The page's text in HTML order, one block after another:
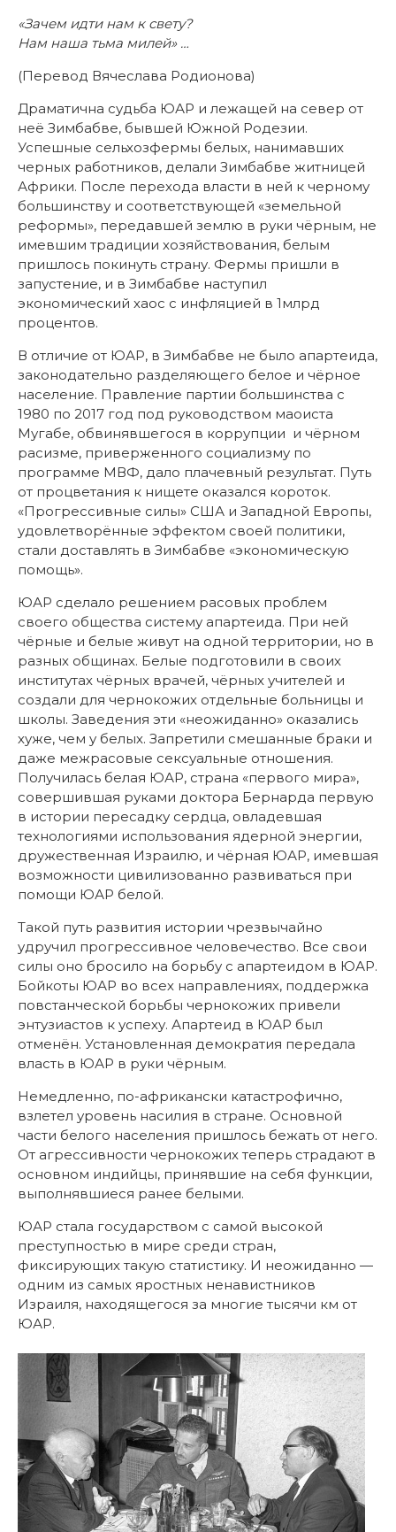
«Зачем идти нам к свету?
Нам наша тьма милей» …
(Перевод Вячеслава Родионова)
Драматична судьба ЮАР и лежащей на север от
неё Зимбабве, бывшей Южной Родезии.
Успешные сельхозфермы белых, нанимавших
черных работников, делали Зимбабве житницей
Африки. После перехода власти в ней к черному
большинству и соответствующей «земельной
реформы», передавшей землю в руки чёрным, не
имевшим традиции хозяйствования, белым
пришлось покинуть страну. Фермы пришли в
запустение, и в Зимбабве наступил
экономический хаос с инфляцией в 1млрд
процентов.
В отличие от ЮАР, в Зимбабве не было апартеида,
законодательно разделяющего белое и чёрное
население. Правление партии большинства с
1980 по 2017 год под руководством маоиста
Мугабе, обвинявшегося в коррупции и чёрном
расизме, приверженного социализму по
программе МВФ, дало плачевный результат. Путь
от процветания к нищете оказался короток.
«Прогрессивные силы» США и Западной Европы,
удовлетворённые эффектом своей политики,
стали доставлять в Зимбабве «экономическую
помощь».
ЮАР сделало решением расовых проблем
своего общества систему апартеида. При ней
чёрные и белые живут на одной территории, но в
разных общинах. Белые подготовили в своих
институтах чёрных врачей, чёрных учителей и
создали для чернокожих отдельные больницы и
школы. Заведения эти «неожиданно» оказались
хуже, чем у белых. Запретили смешанные браки и
даже межрасовые сексуальные отношения.
Получилась белая ЮАР, страна «первого мира»,
совершившая руками доктора Бернарда первую
в истории пересадку сердца, овладевшая
технологиями использования ядерной энергии,
дружественная Израилю, и чёрная ЮАР, имевшая
возможности цивилизованно развиваться при
помощи ЮАР белой.
Такой путь развития истории чрезвычайно
удручил прогрессивное человечество. Все свои
силы оно бросило на борьбу с апартеидом в ЮАР.
Бойкоты ЮАР во всех направлениях, поддержка
повстанческой борьбы чернокожих привели
энтузиастов к успеху. Апартеид в ЮАР был
отменён. Установленная демократия передала
власть в ЮАР в руки чёрным.
Немедленно, по-африкански катастрофично,
взлетел уровень насилия в стране. Основной
части белого населения пришлось бежать от него.
От агрессивности чернокожих теперь страдают в
основном индийцы, принявшие на себя функции,
выполнявшиеся ранее белыми.
ЮАР стала государством с самой высокой
преступностью в мире среди стран,
фиксирующих такую статистику. И неожиданно —
одним из самых яростных ненавистников
Израиля, находящегося за многие тысячи км от
ЮАР.